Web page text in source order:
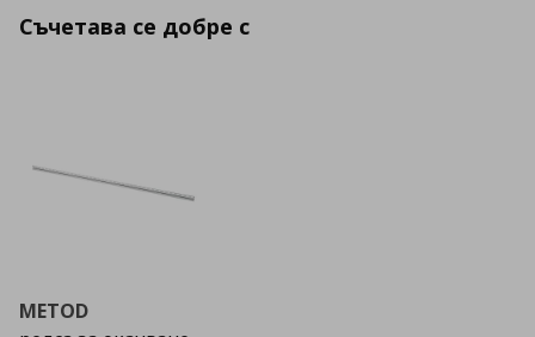
Съчетава се добре с
METOD